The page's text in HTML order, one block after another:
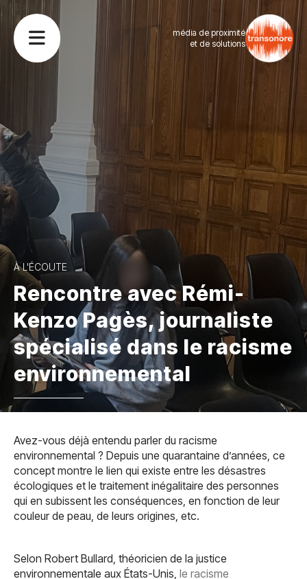
média de proximité
et de solutions
À L'ÉCOUTE
Rencontre avec Rémi-
Kenzo Pagès, journaliste
spécialisé dans le racisme
environnemental
Avez-vous déjà entendu parler du racisme
environnemental ? Depuis une quarantaine d’années, ce
concept montre le lien qui existe entre les désastres
écologiques et le traitement inégalitaire des personnes
qui en subissent les conséquences, en fonction de leur
couleur de peau, de leurs origines, etc.
Selon Robert Bullard, théoricien de la justice
environnementale aux États-Unis, le racisme